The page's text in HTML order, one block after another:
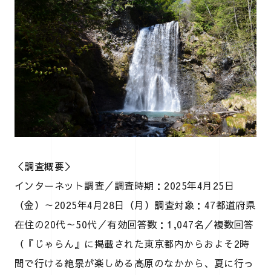
＜調査概要＞
インターネット調査／調査時期：2025年4月25日
（金）～2025年4月28日（月）調査対象：47都道府県
在住の20代～50代／有効回答数：1,047名／複数回答
（『じゃらん』に掲載された東京都内からおよそ2時
間で行ける絶景が楽しめる高原のなかから、夏に行っ